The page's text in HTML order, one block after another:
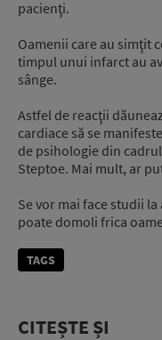
pacienţi.
Oamenii care au simţit
timpul unui infarct au
sânge.
Astfel de reacţii
cardiace să se
de psihologie din
Steptoe. Mai mult, ar
Se vor mai face studii
poate domoli frica
TAGS
CITEȘTE ȘI